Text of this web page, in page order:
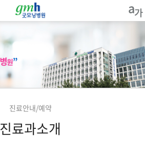
진료안내/예약
진료과소개